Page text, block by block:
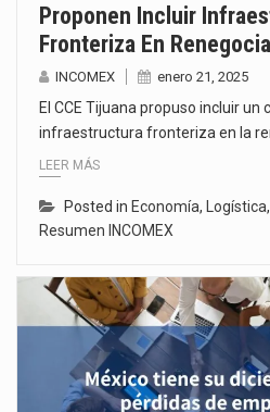
Proponen Incluir
Fronteriza En
INCOMEX enero 21, 2025
El CCE Tijuana propuso incluir un
infraestructura fronteriza en la
LEER MÁS
Posted in Economía, Logística,
Resumen INCOMEX